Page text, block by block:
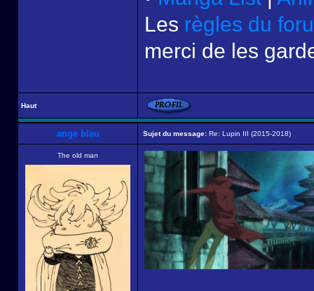
Les règles du
merci de les
Haut
ange bleu Sujet du message: Re: Lupin III (2015-2018)
The old man